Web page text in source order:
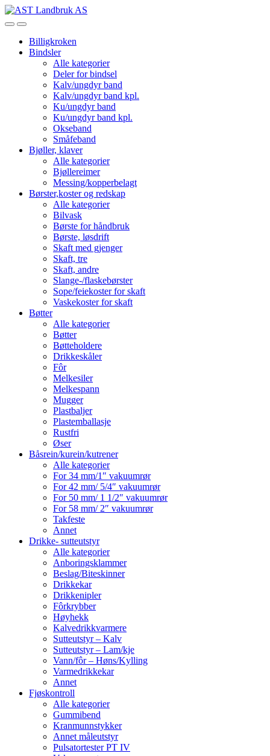
Skip
to
Skip
to
OpenClose
Billigkroken
Bindsler
Alle kategorier
Deler for bindsel
Kalv/ungdyr band
Kalv/ungdyr band kpl.
Ku/ungdyr band
Ku/ungdyr band kpl.
Okseband
Småfeband
Bjøller, klaver
Alle kategorier
Bjøllereimer
Messing/kopperbelagt
Børster,koster og redskap
Alle kategorier
Bilvask
Børste for håndbruk
Børste, løsdrift
Skaft med gjenger
Skaft, tre
Skaft, andre
Slange-/flaskebørster
Sope/feiekoster for skaft
Vaskekoster for skaft
Bøtter
Alle kategorier
Bøtter
Bøtteholdere
Drikkeskåler
Fôr
Melkesiler
Melkespann
Mugger
Plastbaljer
Plastemballasje
Rustfri
Øser
Båsrein/kurein/kutrener
Alle kategorier
For 34 mm/1″ vakuumrør
For 42 mm/ 5/4″ vakuumrør
For 50 mm/ 1 1/2″ vakuumrør
For 58 mm/ 2″ vakuumrør
Takfeste
Annet
Drikke- sutteutstyr
Alle kategorier
Anboringsklammer
Beslag/Biteskinner
Drikkekar
Drikkenipler
Fôrkrybber
Høyhekk
Kalvedrikkvarmere
Sutteutstyr – Kalv
Sutteutstyr – Lam/kje
Vann/fôr – Høns/Kylling
Varmedrikkekar
Annet
Fjøskontroll
Alle kategorier
Gummibend
Kranmunnstykker
Annet måleutstyr
Pulsatortester PT IV